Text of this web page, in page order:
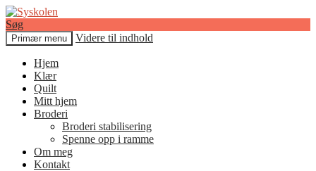
Syskolen
Søg
Primær menu Videre til indhold
Hjem
Klær
Quilt
Mitt hjem
Broderi
Broderi stabilisering
Spenne opp i ramme
Om meg
Kontakt